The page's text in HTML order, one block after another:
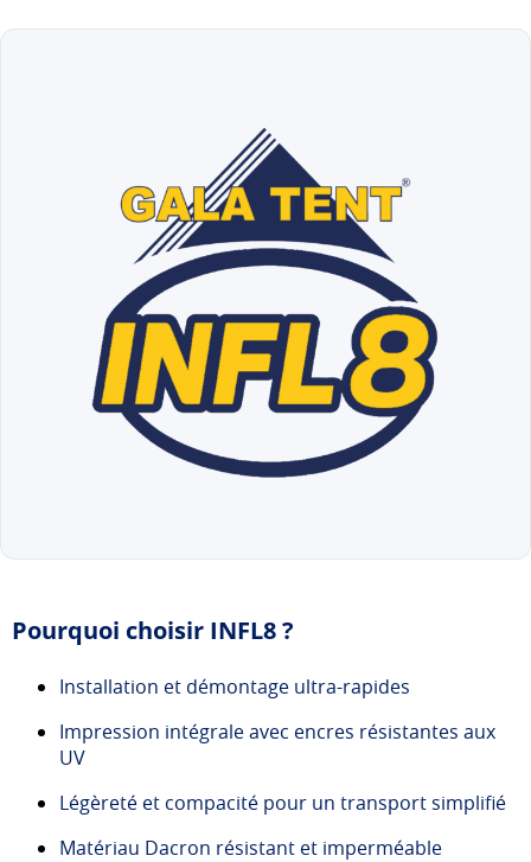
Pourquoi choisir INFL8 ?
Installation et démontage ultra-rapides
Impression intégrale avec encres résistantes aux
UV
Légèreté et compacité pour un transport simplifié
Matériau Dacron résistant et imperméable